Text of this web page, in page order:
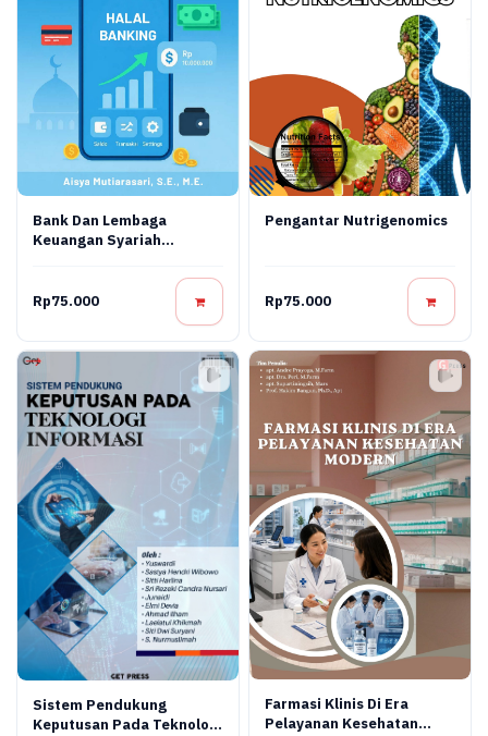
Bank Dan Lembaga
Keuangan Syariah
Rp75.000
Pengantar Nutrigenomics
Rp75.000
Sistem Pendukung
Keputusan Pada Teknologi
Farmasi Klinis Di Era
Pelayanan Kesehatan